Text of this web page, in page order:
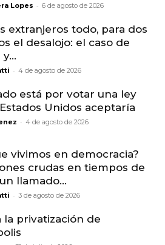
Lopes - 6 de agosto de 2026
extranjeros todo, para dos
el desalojo: el caso de
- 4 de agosto de 2026
está por votar una ley
Unidos aceptaría
- 4 de agosto de 2026
vivimos en democracia?
crudas en tiempos de
llamado...
- 3 de agosto de 2026
la privatización de